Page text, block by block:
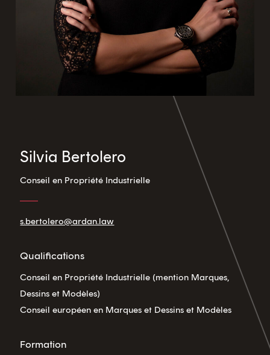
Silvia Bertolero
Conseil en Propriété Industrielle
s.bertolero@ardan.law
Qualifications
Conseil en Propriété Industrielle (mention Marques,
Dessins et Modèles)
Conseil européen en Marques et Dessins et Modèles
Formation